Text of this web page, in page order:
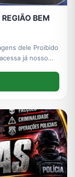
BEM
já nosso